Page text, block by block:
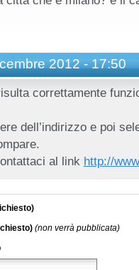
2012 - 17:50
correttamente
dell’indirizzo e poi
al link http://
(non verrà pubblicata)